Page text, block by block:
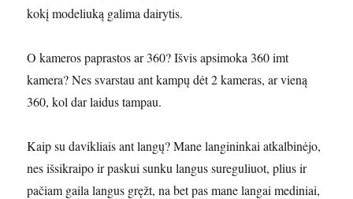
kokį modeliuką galima dairytis.
O kameros paprastos ar 360? Išvis apsimoka 360 imt
kamera? Nes svarstau ant kampų dėt 2 kameras, ar vieną
360, kol dar laidus tampau.
Kaip su davikliais ant langų? Mane langininkai atkalbinėjo,
nes išsikraipo ir paskui sunku langus sureguliuot, plius ir
pačiam gaila langus gręžt, na bet pas mane langai mediniai,